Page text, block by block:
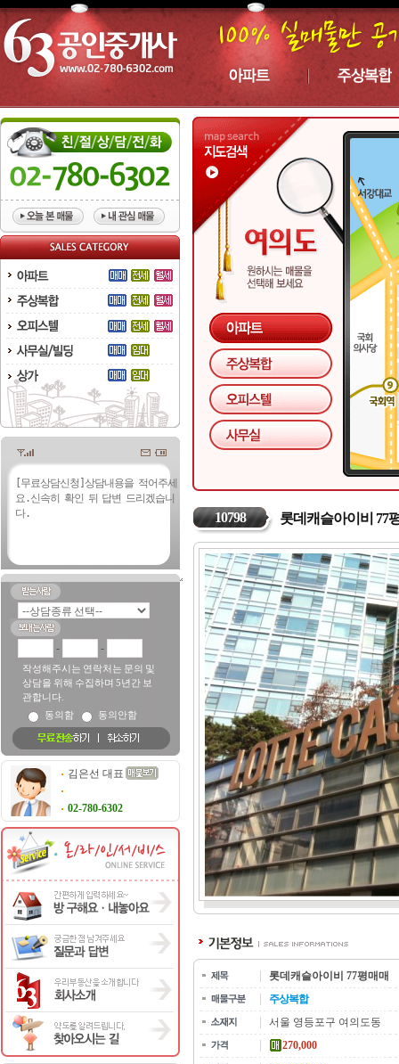
- -
작성해주시는 연락처는 문의 및
상담을 위해 수집하며 5년간 보
관합니다.
동의함
동의안함
김은선 대표
02-780-6302
10798 롯데캐슬아이비 77
롯데캐슬아이비 77평매매
주상복합
서울 영등포구 여의도동
270,000